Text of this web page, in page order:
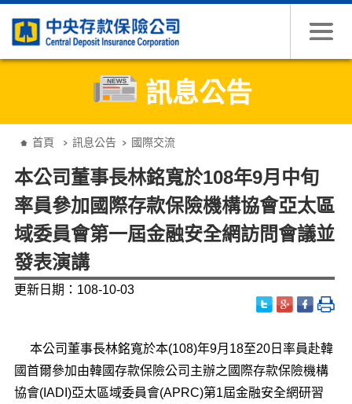
訊息公告
首頁 訊息公告 國際交流
本公司董事長林銘寬於108年9月中旬
率員參加國際存款保險機構協會亞太區
域委員會第一屆金融安全網訪問會議並
發表演講
更新日期：108-10-03
本公司董事長林銘寬於本(108)年9月18至20日率員赴韓
國首爾參加由韓國存款保險公司主辦之國際存款保險機構
協會(IADI)亞太區域委員會(APRC)第1屆金融安全網研習